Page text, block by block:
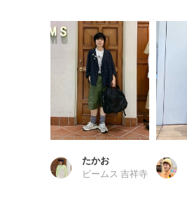
たかお
ビームス 吉祥寺